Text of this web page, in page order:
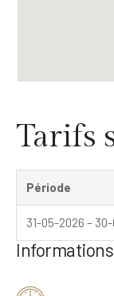
Tarifs
Période
31-05-2026 –